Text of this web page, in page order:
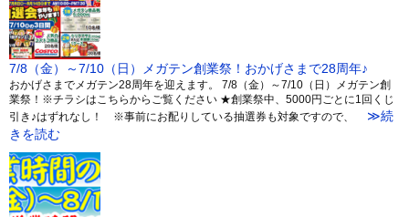
7/8（金）～7/10（日）メガテン創業祭！おかげさまで28周年♪
おかげさまでメガテン28周年を迎えます。 7/8（金）～7/10（日）メガテン創
業祭！※チラシはこちらからご覧ください ★創業祭中、5000円ごとに1回くじ
引き♪はずれなし！ ※事前にお配りしている抽選券も対象ですので、
≫続
きを読む